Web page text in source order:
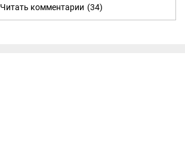
Читать комментарии (34)